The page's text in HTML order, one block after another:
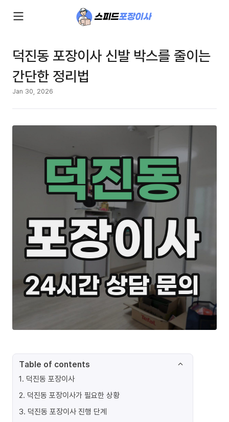
덕진동 포장이사 신발 박스를 줄이는
간단한 정리법
Jan 30, 2026
Table of contents
1. 덕진동 포장이사
2. 덕진동 포장이사가 필요한 상황
3. 덕진동 포장이사 진행 단계